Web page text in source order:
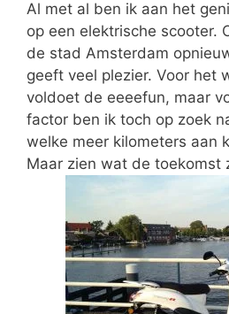
Al met al ben ik aan het
op een elektrische scooter.
de stad Amsterdam
geeft veel plezier. Voor het
voldoet de eeeefun, maar
factor ben ik toch op zoek
welke meer kilometers aan
Maar zien wat de toekomst